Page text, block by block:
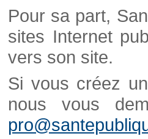
Pour sa part,
sites Internet
vers son site.
Si vous créez
nous vous